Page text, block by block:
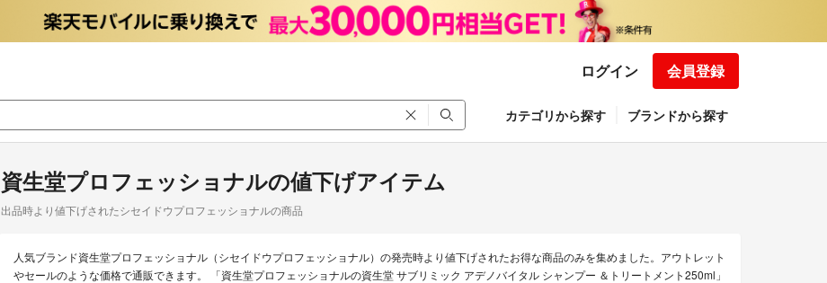
ログイン 会員登録
カテゴリから探す ブランドから探す
資生堂プロフェッショナルの値下げアイテム
出品時より値下げされたシセイドウプロフェッショナルの商品
人気ブランド資生堂プロフェッショナル（シセイドウプロフェッショナル）の発売時より値下げされたお得な商品のみを集めました。アウトレット
やセールのような価格で通販できます。 「資生堂プロフェッショナルの資生堂 サブリミック アデノバイタル シャンプー ＆トリートメント250ml」